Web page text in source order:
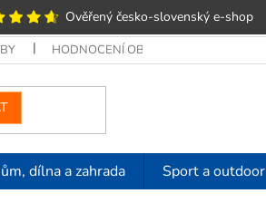
Ověřený česko-slovenský e‑shop
HODNOCENÍ OBCHODU
dílna a zahrada Sport a outdoor